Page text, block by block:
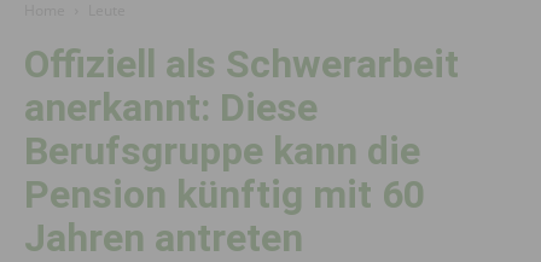
Offiziell als Schwerarbeit
anerkannt: Diese
Berufsgruppe kann die
Pension künftig mit 60
Jahren antreten